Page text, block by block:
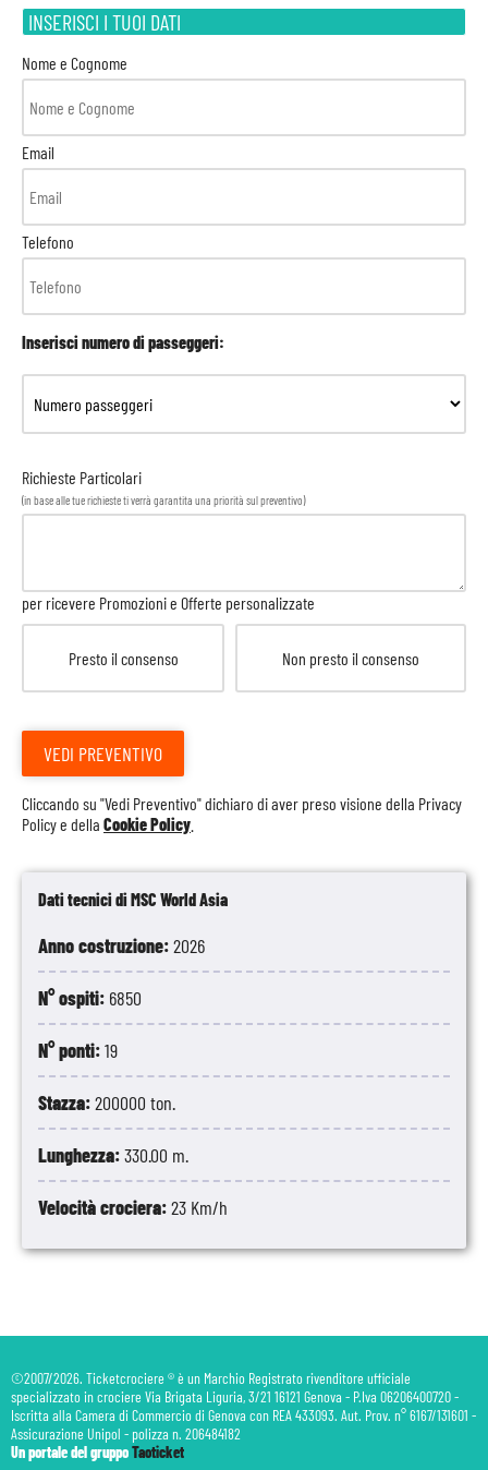
Dati tecnici di MSC World Asia
Anno costruzione:2026
N° ospiti: 6850
N° ponti:19
Stazza:200000 ton.
Lunghezza:330.00 m.
Velocità crociera:23 Km/h
INSERISCI I TUOI DATI
Nome e Cognome
Email
Telefono
Inserisci numero di passeggeri:
Richieste Particolari
(in base alle tue richieste ti verrà garantita una priorità sul preventivo)
per ricevere Promozioni e Offerte personalizzate
Presto il consenso Non presto il consenso
VEDI PREVENTIVO
Cliccando su "Vedi Preventivo" dichiaro di aver preso visione della Privacy
Policye della Cookie Policy
©2007/2026. Ticketcrociere ® è un Marchio Registrato rivenditore ufficiale
specializzato in crociere Via Brigata Liguria, 3/21 16121 Genova - P.Iva 06206400720 -
Iscritta alla Camera di Commercio di Genova con REA 433093. Aut. Prov. n° 6167/131601 -
Assicurazione Unipol - polizza n. 206484182
Un portale del gruppoTaoticket